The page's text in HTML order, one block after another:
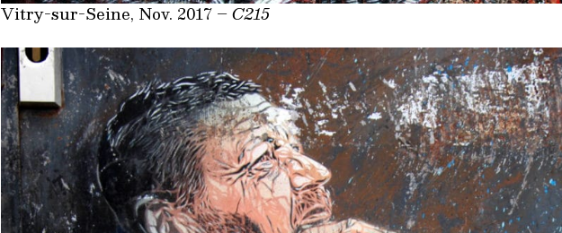
Vitry-sur-Seine, Nov. 2017 –C215